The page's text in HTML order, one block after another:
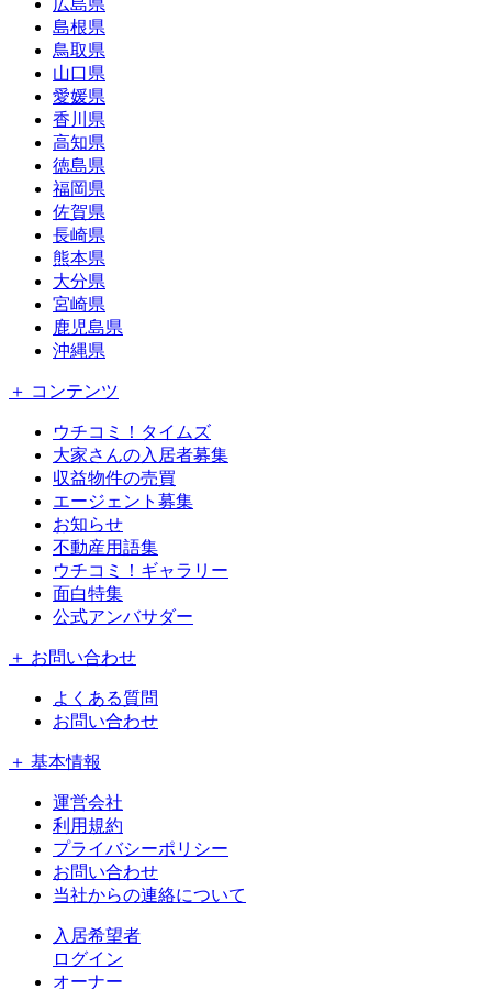
広島県
島根県
鳥取県
山口県
愛媛県
香川県
高知県
徳島県
福岡県
佐賀県
長崎県
熊本県
大分県
宮崎県
鹿児島県
沖縄県
＋ コンテンツ
ウチコミ！タイムズ
大家さんの入居者募集
収益物件の売買
エージェント募集
お知らせ
不動産用語集
ウチコミ！ギャラリー
面白特集
公式アンバサダー
＋ お問い合わせ
よくある質問
お問い合わせ
＋ 基本情報
運営会社
利用規約
プライバシーポリシー
お問い合わせ
当社からの連絡について
入居希望者
ログイン
オーナー